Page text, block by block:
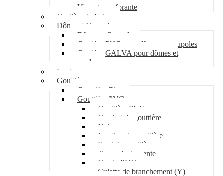
Vis auto-perforante
Costière de Velux
Dôme et Coupole
Dôme et Coupole
Costière PVC pour dômes et coupoles
Costière GALVA pour dômes et
coupoles
Lanterneau
Gouttière
Gouttière Zinc
Gouttière PVC
Gouttière PVC
Crochet de gouttière
Naissance
Jonction de gouttière
Fond de gouttière
Tuyau de descente
Coude PVC
Culotte de branchement (Y)